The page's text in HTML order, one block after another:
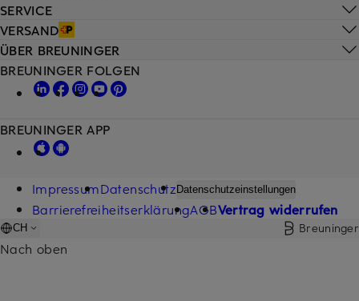
SERVICE
VERSAND
ÜBER BREUNINGER
BREUNINGER FOLGEN
BREUNINGER APP
ImpressumDatenschutzDatenschutzeinstellungen
BarrierefreiheitserklärungAGBVertrag widerrufen
CH Breuninger
Nach oben